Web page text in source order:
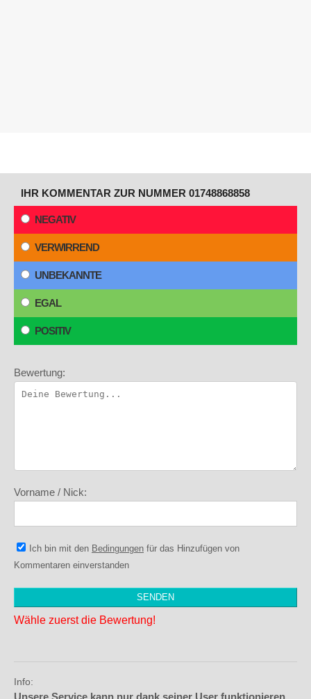
IHR KOMMENTAR ZUR NUMMER 01748868858
NEGATIV
VERWIRREND
UNBEKANNTE
EGAL
POSITIV
Bewertung:
Vorname / Nick:
Ich bin mit den Bedingungen für das Hinzufügen von
Kommentaren einverstanden
Wähle zuerst die Bewertung!
Info:
Unsere Service kann nur dank seiner User funktionieren,